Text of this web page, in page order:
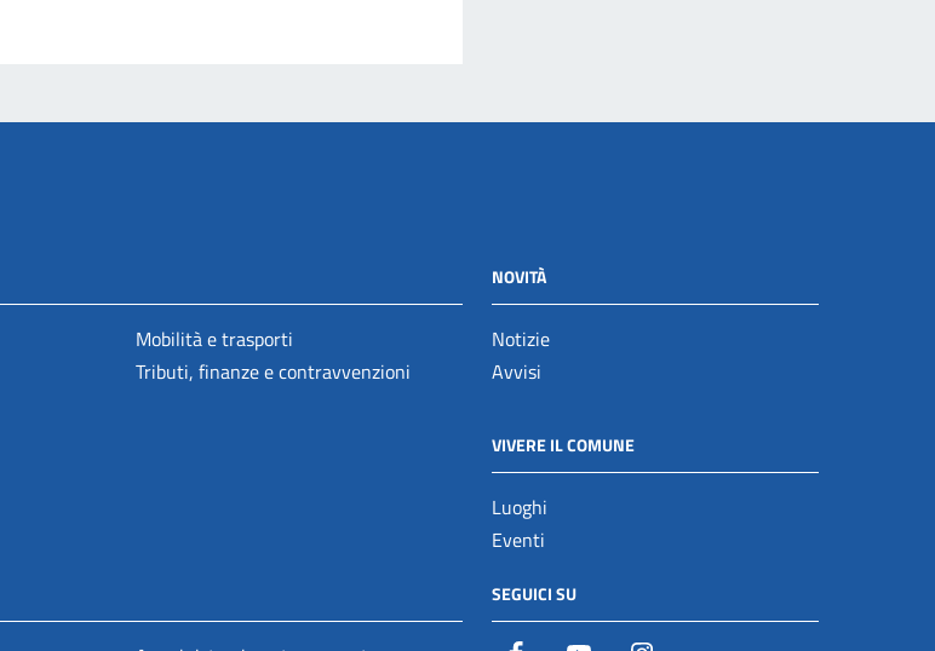
Mobilità e trasporti
Tributi, finanze e contravvenzioni
NOVITÀ
Notizie
Avvisi
VIVERE IL COMUNE
Luoghi
Eventi
SEGUICI SU